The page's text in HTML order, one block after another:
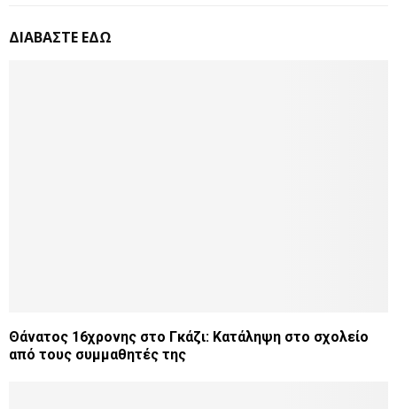
ΔΙΑΒΑΣΤΕ ΕΔΩ
Θάνατος 16χρονης στο Γκάζι: Κατάληψη στο σχολείο
από τους συμμαθητές της